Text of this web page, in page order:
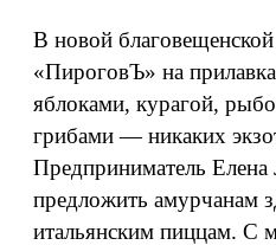
В новой
«ПироговЪ» на
яблоками, курагой,
грибами — никаких
Предприниматель
предложить амурчанам
итальянским пиццам. С